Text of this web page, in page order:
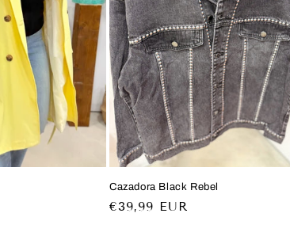
Cazadora Black Rebel
Precio
€39,99 EUR